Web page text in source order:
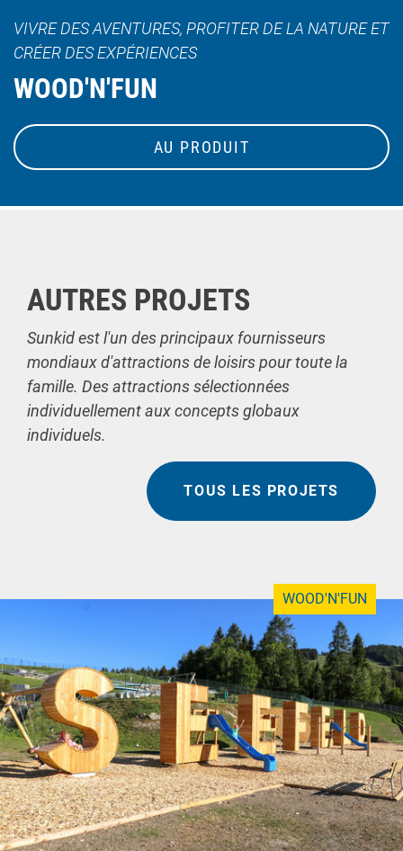
VIVRE DES AVENTURES, PROFITER DE LA NATURE ET
CRÉER DES EXPÉRIENCES
WOOD'N'FUN
AU PRODUIT
AUTRES PROJETS
Sunkid est l'un des principaux fournisseurs
mondiaux d'attractions de loisirs pour toute la
famille. Des attractions sélectionnées
individuellement aux concepts globaux
individuels.
TOUS LES PROJETS
WOOD'N'FUN